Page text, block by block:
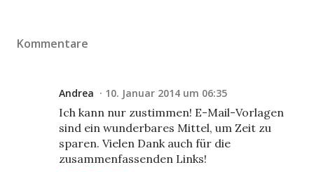
Kommentare
Andrea 10. Januar 2014 um 06:35
Ich kann nur zustimmen! E-Mail-Vorlagen
sind ein wunderbares Mittel, um Zeit zu
sparen. Vielen Dank auch für die
zusammenfassenden Links!